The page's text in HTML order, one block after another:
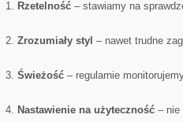
Rzetelność– stawiamy na
Zrozumiały styl – nawet trudne
Świeżość– regularnie
Nastawienie na użyteczność– nie